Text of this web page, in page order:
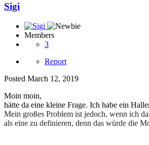
Sigi
Members
3
Report
Posted March 12, 2019
Moin moin,
hätte da eine kleine Frage. Ich habe ein
Mein großes Problem ist jedoch, wenn ich
als eine zu definieren, denn das würde die